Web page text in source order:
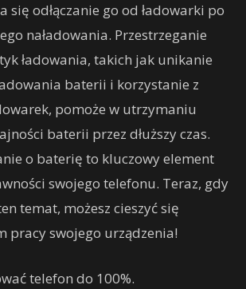
się odłączanie go od ładowarki po
naładowania. Przestrzeganie
ładowania, takich jak unikanie
baterii i korzystanie z
pomoże w utrzymaniu
baterii przez dłuższy czas.
o baterię to kluczowy element
swojego telefonu. Teraz, gdy
temat, możesz cieszyć się
pracy swojego urządzenia!
telefon do 100%.